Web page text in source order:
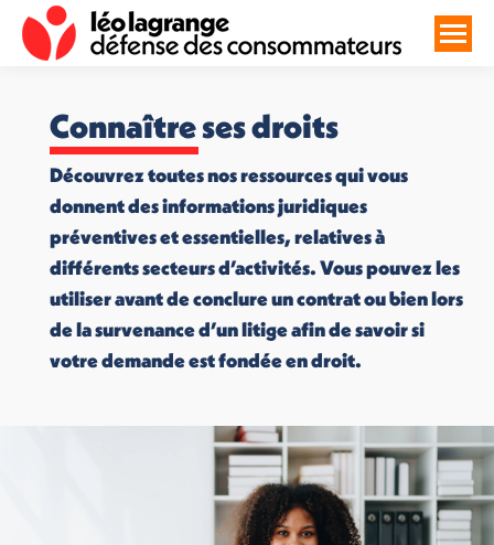
Connaître ses droits
Découvrez toutes nos ressources qui vous
donnent des informations juridiques
préventives et essentielles, relatives à
différents secteurs d’activités. Vous pouvez les
utiliser avant de conclure un contrat ou bien lors
de la survenance d’un litige afin de savoir si
votre demande est fondée en droit.